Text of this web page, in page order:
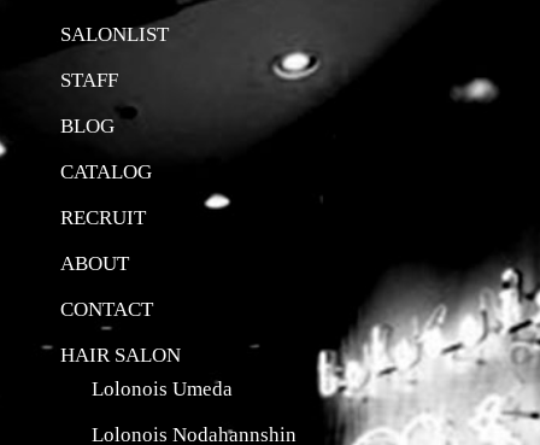
SALONLIST
STAFF
BLOG
CATALOG
RECRUIT
ABOUT
CONTACT
HAIR SALON
Lolonois Umeda
Lolonois Nodahannshin